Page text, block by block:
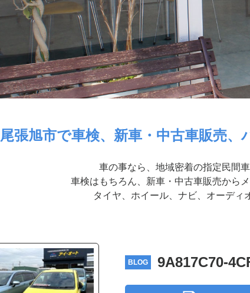
尾張旭市で車検、新車・中古車販売
車の事なら、地域密着の指定民間
車検はもちろん、新車・中古車販売から
タイヤ、ホイール、ナビ、オーディ
9A817C70-
BLOG